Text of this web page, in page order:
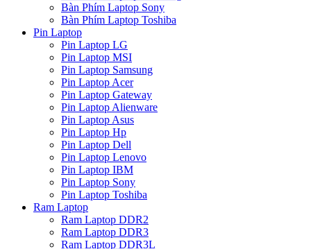
Bàn Phím Laptop Sony
Bàn Phím Laptop Toshiba
Pin Laptop
Pin Laptop LG
Pin Laptop MSI
Pin Laptop Samsung
Pin Laptop Acer
Pin Laptop Gateway
Pin Laptop Alienware
Pin Laptop Asus
Pin Laptop Hp
Pin Laptop Dell
Pin Laptop Lenovo
Pin Laptop IBM
Pin Laptop Sony
Pin Laptop Toshiba
Ram Laptop
Ram Laptop DDR2
Ram Laptop DDR3
Ram Laptop DDR3L